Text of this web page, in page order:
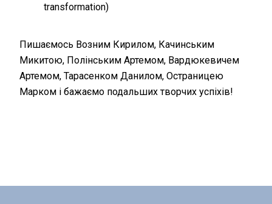
transformation)
Пишаємось Возним Кирилом, Качинським
Микитою, Полінським Артемом, Вардюкевичем
Артемом, Тарасенком Данилом, Остраницею
Марком і бажаємо подальших творчих успіхів!